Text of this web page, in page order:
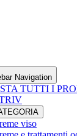
Navigation
TUTTI I
viso